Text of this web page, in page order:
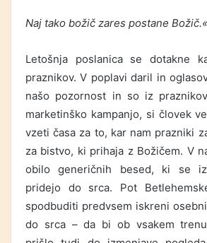
Naj tako božič zares postane Božič.«
Letošnja poslanica se dotakne
praznikov. V poplavi daril in
našo pozornost in so iz
marketinško kampanjo, si človek
vzeti časa za to, kar nam prazniki
za bistvo, ki prihaja z Božičem. V
obilo generičnih besed, ki se
pridejo do srca. Pot
spodbuditi predvsem iskreni
do srca – da bi ob vsakem